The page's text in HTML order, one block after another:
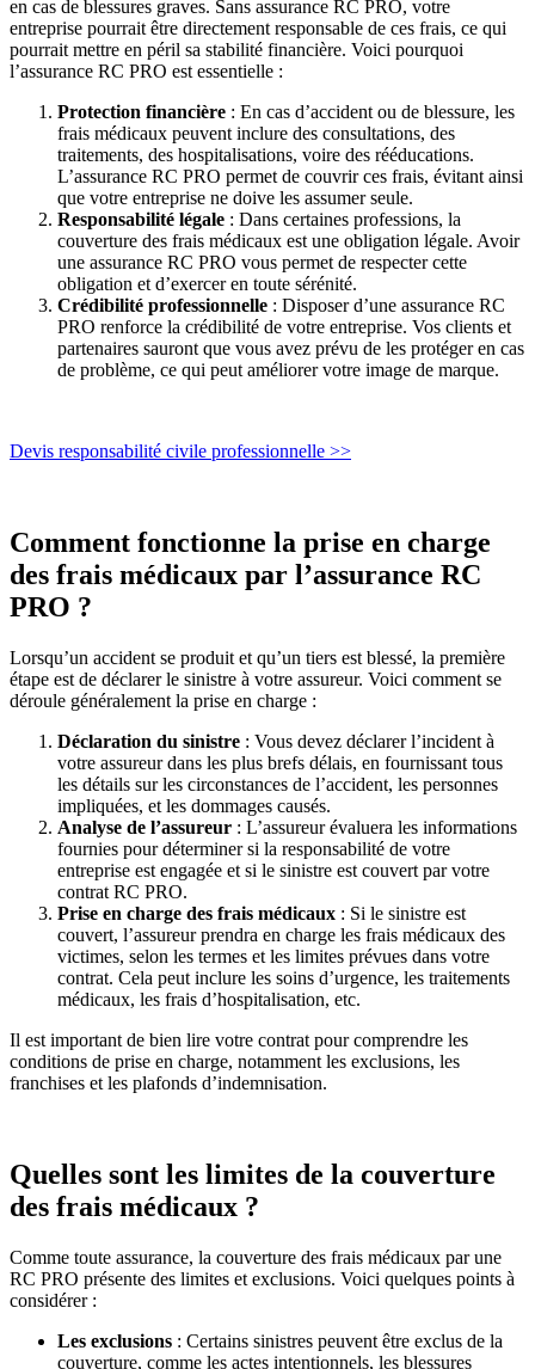
en cas de blessures graves. Sans assurance RC PRO, votre
entreprise pourrait être directement responsable de ces frais, ce qui
pourrait mettre en péril sa stabilité financière. Voici pourquoi
l’assurance RC PRO est essentielle :
Protection financière : En cas d’accident ou de blessure, les
frais médicaux peuvent inclure des consultations, des
traitements, des hospitalisations, voire des rééducations.
L’assurance RC PRO permet de couvrir ces frais, évitant ainsi
que votre entreprise ne doive les assumer seule.
Responsabilité légale : Dans certaines professions, la
couverture des frais médicaux est une obligation légale. Avoir
une assurance RC PRO vous permet de respecter cette
obligation et d’exercer en toute sérénité.
Crédibilité professionnelle : Disposer d’une assurance RC
PRO renforce la crédibilité de votre entreprise. Vos clients et
partenaires sauront que vous avez prévu de les protéger en cas
de problème, ce qui peut améliorer votre image de marque.
Devis responsabilité civile professionnelle >>
Comment fonctionne la prise en charge
des frais médicaux par l’assurance RC
PRO ?
Lorsqu’un accident se produit et qu’un tiers est blessé, la première
étape est de déclarer le sinistre à votre assureur. Voici comment se
déroule généralement la prise en charge :
Déclaration du sinistre : Vous devez déclarer l’incident à
votre assureur dans les plus brefs délais, en fournissant tous
les détails sur les circonstances de l’accident, les personnes
impliquées, et les dommages causés.
Analyse de l’assureur : L’assureur évaluera les informations
fournies pour déterminer si la responsabilité de votre
entreprise est engagée et si le sinistre est couvert par votre
contrat RC PRO.
Prise en charge des frais médicaux : Si le sinistre est
couvert, l’assureur prendra en charge les frais médicaux des
victimes, selon les termes et les limites prévues dans votre
contrat. Cela peut inclure les soins d’urgence, les traitements
médicaux, les frais d’hospitalisation, etc.
Il est important de bien lire votre contrat pour comprendre les
conditions de prise en charge, notamment les exclusions, les
franchises et les plafonds d’indemnisation.
Quelles sont les limites de la couverture
des frais médicaux ?
Comme toute assurance, la couverture des frais médicaux par une
RC PRO présente des limites et exclusions. Voici quelques points à
considérer :
Les exclusions : Certains sinistres peuvent être exclus de la
couverture, comme les actes intentionnels, les blessures